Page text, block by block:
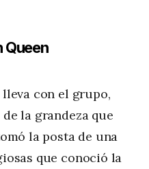
Queen
con el grupo,
la grandeza que
la posta de una
que conoció la